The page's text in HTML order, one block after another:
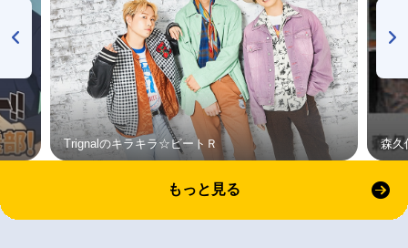
Trignalのキラキラ☆ビートＲ 森久
もっと見る